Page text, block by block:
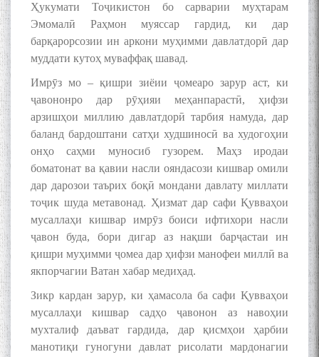
Ҳукумати Тоҷикистон бо сарварии муҳтарам
Эмомалӣ Раҳмон муяссар гардид, ки дар
барқарорсозии ин аркони муҳимми давлатдорӣ дар
муддати кутоҳ муваффақ шавад.
Имрӯз мо – қишри зиёии ҷомеаро зарур аст, ки
ҷавононро дар рӯҳияи меҳанпарастӣ, ҳифзи
арзишҳои миллию давлатдорӣ тарбия намуда, дар
баланд бардоштани сатҳи худшиносӣ ва худогоҳии
онҳо саҳми муносиб гузорем. Маҳз иродаи
боматонат ва қавии насли ояндасози кишвар омили
дар дарозои таърих боқӣ мондани давлату миллати
тоҷик шуда метавонад. Ҳизмат дар сафи Қувваҳои
мусаллаҳи кишвар имрӯз боиси ифтихори насли
ҷавон буда, бори дигар аз нақши барҷастаи ин
қишри муҳимми ҷомеа дар ҳифзи манофеи миллӣ ва
якпорчагии Ватан хабар медиҳад.
Зикр кардан зарур, ки ҳамасола ба сафи Қувваҳои
мусаллаҳи кишвар садҳо ҷавонон аз навоҳии
мухталиф даъват гардида, дар қисмҳои ҳарбии
манотиқи гуногуни давлат рисолати мардонагии
Дар Академияи миллии
илмҳои Тоҷикистон бахшида
ба 100-солагии мунаққиду
адабиётшинос Соҳиб
Табаров ҳамоиши илмӣ-
назариявӣ баргузор гардид.
МАВЛОНО ҶАЛОЛИДДИНИ
БАЛХӢ БУЗУРГТАРИН
МУТАФАККИР ВА ОРИФИ
ЗАБОНУ АДАБИ ТОҶИК
قناعت Mumin Qanoat